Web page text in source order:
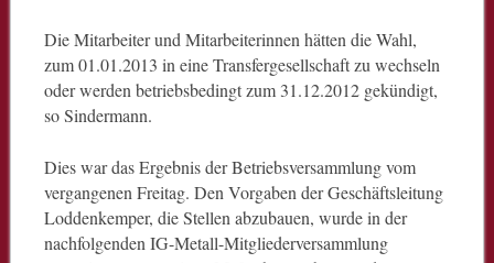
Die Mitarbeiter und Mitarbeiterinnen hätten die Wahl,
zum 01.01.2013 in eine Transfergesellschaft zu wechseln
oder werden betriebsbedingt zum 31.12.2012 gekündigt,
so Sindermann.
Dies war das Ergebnis der Betriebsversammlung vom
vergangenen Freitag. Den Vorgaben der Geschäftsleitung
Loddenkemper, die Stellen abzubauen, wurde in der
nachfolgenden IG-Metall-Mitgliederversammlung